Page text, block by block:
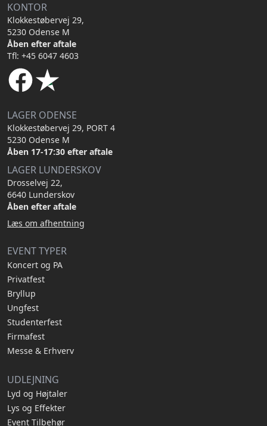
KONTOR
Klokkestøbervej 29,
5230 Odense M
Åben efter aftale
Tfl: +45 6047 4603
LAGER ODENSE
Klokkestøbervej 29, PORT 4
5230 Odense M
Åben 17-17:30 efter aftale
LAGER LUNDERSKOV
Drosselvej 22,
6640 Lunderskov
Åben efter aftale
Læs om afhentning
EVENT TYPER
Koncert og PA
Privatfest
Bryllup
Ungfest
Studenterfest
Firmafest
Messe & Erhverv
UDLEJNING
Lyd og Højtaler
Lys og Effekter
Event Tilbehør